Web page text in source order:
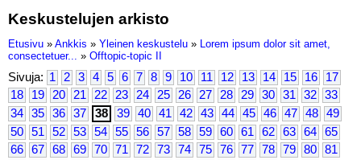
Keskustelujen arkisto
Etusivu » Ankkis » Yleinen keskustelu » Lorem ipsum dolor sit amet,
consectetuer... » Offtopic-topic II
Sivuja: 1 2 3 4 5 6 7 8 9 10 11 12 13 14 15 16
17
18
19 20 21 22 23 24 25 26 27 28 29 30 31 32
33
34
35 36 37 38 39 40 41 42 43 44 45 46 47 48
49
50
51 52 53 54 55 56 57 58 59 60 61 62 63 64
65
66
67 68 69 70 71 72 73 74 75 76 77 78 79 80
81